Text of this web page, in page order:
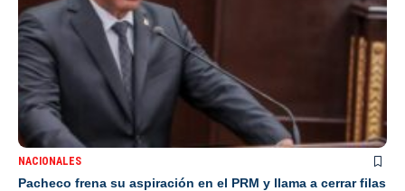
NACIONALES
Pacheco frena su aspiración en el PRM y llama a cerrar filas